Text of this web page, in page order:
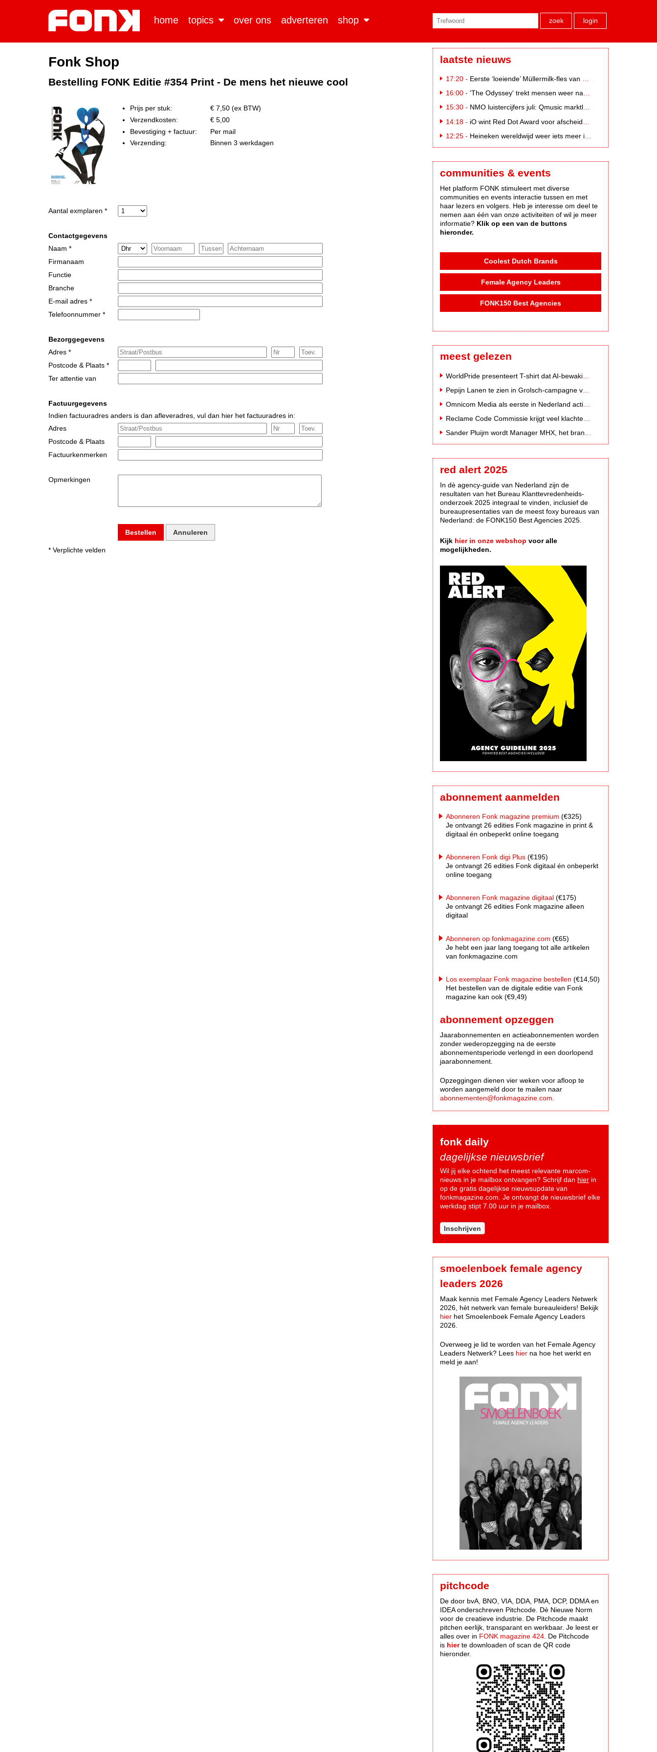
home topics over ons adverteren shop zoek login
Fonk Shop
Bestelling FONK Editie #354 Print - De mens het nieuwe cool
Prijs per stuk:
€ 7,50 (ex BTW)
Verzendkosten:
€ 5,00
Bevestiging + factuur:
Per mail
Verzending:
Binnen 3 werkdagen
Aantal exmplaren *
Contactgegevens
Naam *
Firmanaam
Functie
Branche
E-mail adres *
Telefoonnummer *
Bezorggegevens
Adres *
Postcode & Plaats *
Ter attentie van
Factuurgegevens
Indien factuuradres anders is dan afleveradres, vul dan hier het factuuradres in:
Adres
Postcode & Plaats
Factuurkenmerken
Opmerkingen
Bestellen Annuleren
* Verplichte velden
laatste nieuws
17:20 - Eerste ‘loeiende’ Müllermilk-fles van €25.000,- gevonden
16:00 - 'The Odyssey' trekt mensen weer naar de bioscoop
15:30 - NMO luistercijfers juli: Qmusic marktleider, gevolgd door NPO2 en 538
14:18 - iO wint Red Dot Award voor afscheidscampagne Peter Houtman bij Feyenoord
12:25 - Heineken wereldwijd weer iets meer in trek
communities & events
Het platform FONK stimuleert met diverse
communities en events interactie tussen en met
haar lezers en volgers. Heb je interesse om deel te
nemen aan één van onze activiteiten of wil je meer
informatie? Klik op een van de buttons
hieronder.
Coolest Dutch Brands
Female Agency Leaders
FONK150 Best Agencies
meest gelezen
Sander Pluijm wordt Manager MHX, het branded content label van Mediahuis
red alert 2025
In dè agency-guide van Nederland zijn de
resultaten van het Bureau Klanttevredenheids-
onderzoek 2025 integraal te vinden, inclusief de
bureaupresentaties van de meest foxy bureaus van
Nederland: de FONK150 Best Agencies 2025.
Kijk hier in onze webshop voor alle
mogelijkheden.
abonnement aanmelden
Abonneren Fonk magazine premium (€325)
Je ontvangt 26 edities Fonk magazine in print &
digitaal én onbeperkt online toegang
Abonneren Fonk digi Plus (€195)
Je ontvangt 26 edities Fonk digitaal én onbeperkt
online toegang
Abonneren Fonk magazine digitaal (€175)
Je ontvangt 26 edities Fonk magazine alleen
digitaal
Abonneren op fonkmagazine.com (€65)
Je hebt een jaar lang toegang tot alle artikelen
van fonkmagazine.com
Los exemplaar Fonk magazine bestellen (€14,50)
Het bestellen van de digitale editie van Fonk
magazine kan ook (€9,49)
abonnement opzeggen
Jaarabonnementen en actieabonnementen worden
zonder wederopzegging na de eerste
abonnementsperiode verlengd in een doorlopend
jaarabonnement.
Opzeggingen dienen vier weken voor afloop te
worden aangemeld door te mailen naar
abonnementen@fonkmagazine.com
fonk daily
dagelijkse nieuwsbrief
Wil jij elke ochtend het meest relevante marcom-
nieuws in je mailbox ontvangen? Schrijf dan hier in
op de gratis dagelijkse nieuwsupdate van
fonkmagazine.com. Je ontvangt de nieuwsbrief elke
werkdag stipt 7.00 uur in je mailbox.
Inschrijven
smoelenboek female agency
leaders 2026
Maak kennis met Female Agency Leaders Netwerk
2026, hèt netwerk van female bureauleiders! Bekijk
hier het Smoelenboek Female Agency Leaders
2026.
Overweeg je lid te worden van het Female Agency
Leaders Netwerk? Lees hier na hoe het werkt en
meld je aan!
pitchcode
De door bvA, BNO, VIA, DDA, PMA, DCP, DDMA en
IDEA onderschreven Pitchcode. Dè Nieuwe Norm
voor de creatieve industrie. De Pitchcode maakt
pitchen eerlijk, transparant en werkbaar. Je leest er
alles over in FONK magazine 424 . De Pitchcode
is hierte downloaden of scan de QR code
hieronder.